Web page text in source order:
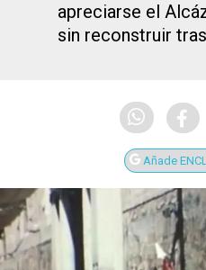
apreciarse el
sin reconstruir
Añade